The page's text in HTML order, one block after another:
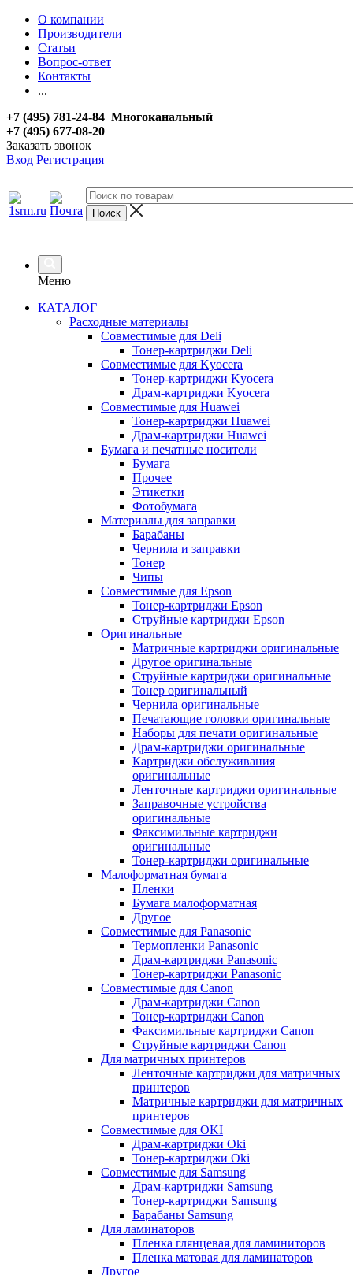
О компании
Производители
Статьи
Вопрос-ответ
Контакты
...
+7 (495) 781-24-84 Многоканальный
+7 (495) 677-08-20
Заказать звонок
Вход Регистрация
Меню
КАТАЛОГ
Расходные материалы
Совместимые для Deli
Тонер-картриджи Deli
Совместимые для Kyocera
Тонер-картриджи Kyocera
Драм-картриджи Kyocera
Совместимые для Huawei
Тонер-картриджи Huawei
Драм-картриджи Huawei
Бумага и печатные носители
Бумага
Прочее
Этикетки
Фотобумага
Материалы для заправки
Барабаны
Чернила и заправки
Тонер
Чипы
Совместимые для Epson
Тонер-картриджи Epson
Струйные картриджи Epson
Оригинальные
Матричные картриджи оригинальные
Другое оригинальные
Струйные картриджи оригинальные
Тонер оригинальный
Чернила оригинальные
Печатающие головки оригинальные
Наборы для печати оригинальные
Драм-картриджи оригинальные
Картриджи обслуживания
оригинальные
Ленточные картриджи оригинальные
Заправочные устройства
оригинальные
Факсимильные картриджи
оригинальные
Тонер-картриджи оригинальные
Малоформатная бумага
Пленки
Бумага малоформатная
Другое
Совместимые для Panasonic
Термопленки Panasonic
Драм-картриджи Panasonic
Тонер-картриджи Panasonic
Совместимые для Canon
Драм-картриджи Canon
Тонер-картриджи Canon
Факсимильные картриджи Canon
Струйные картриджи Canon
Для матричных принтеров
Ленточные картриджи для матричных
принтеров
Матричные картриджи для матричных
принтеров
Совместимые для OKI
Драм-картриджи Oki
Тонер-картриджи Oki
Совместимые для Samsung
Драм-картриджи Samsung
Тонер-картриджи Samsung
Барабаны Samsung
Для ламинаторов
Пленка глянцевая для ламиниторов
Пленка матовая для ламинаторов
Другое